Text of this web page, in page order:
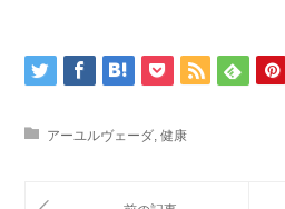
アーユルヴェーダ 健康